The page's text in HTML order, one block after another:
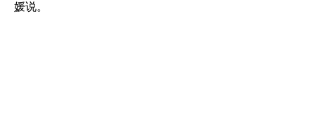
媛说。